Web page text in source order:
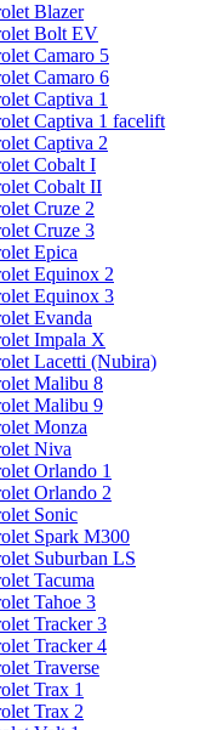
Blazer
Bolt EV
Camaro 5
Camaro 6
Captiva 1
Captiva 1 facelift
Captiva 2
Cobalt I
Cobalt II
Cruze 2
Cruze 3
Epica
Equinox 2
Equinox 3
Evanda
Impala X
Lacetti (Nubira)
Malibu 8
Malibu 9
Monza
Niva
Orlando 1
Orlando 2
Sonic
Spark M300
Suburban LS
Tacuma
Tahoe 3
Tracker 3
Tracker 4
Traverse
Trax 1
Trax 2